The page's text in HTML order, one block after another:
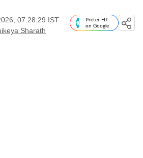
07:28:29 IST
Sharath
Prefer HT
on Google